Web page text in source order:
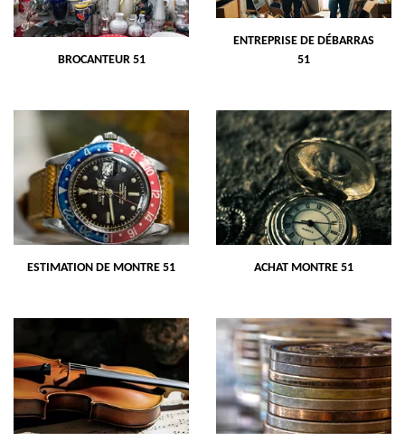
BROCANTEUR 51
ENTREPRISE DE DÉBARRAS
51
ESTIMATION DE MONTRE 51 ACHAT MONTRE 51